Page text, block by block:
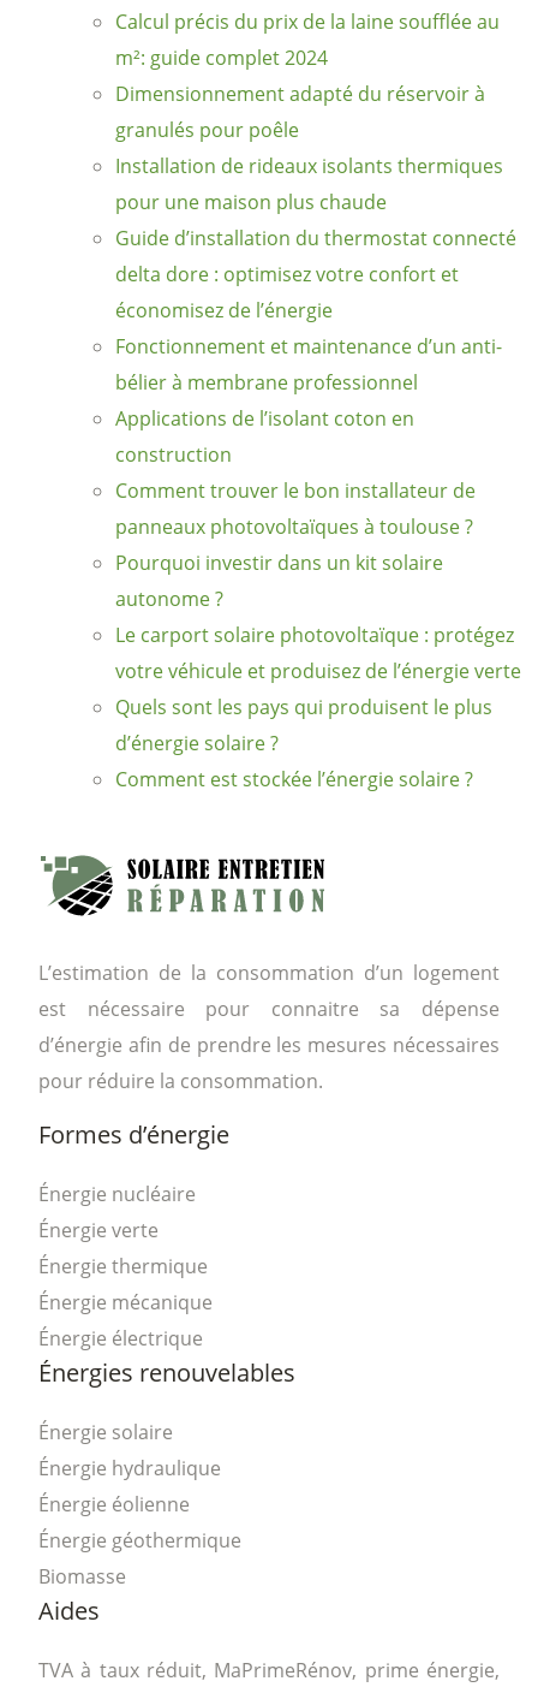
Calcul précis du prix de la laine soufflée au
m²: guide complet 2024
Dimensionnement adapté du réservoir à
granulés pour poêle
Installation de rideaux isolants thermiques
pour une maison plus chaude
Guide d’installation du thermostat connecté
delta dore : optimisez votre confort et
économisez de l’énergie
Fonctionnement et maintenance d’un anti-
bélier à membrane professionnel
Applications de l’isolant coton en
construction
Comment trouver le bon installateur de
panneaux photovoltaïques à toulouse ?
Pourquoi investir dans un kit solaire
autonome ?
Le carport solaire photovoltaïque : protégez
votre véhicule et produisez de l’énergie verte
Quels sont les pays qui produisent le plus
d’énergie solaire ?
Comment est stockée l’énergie solaire ?
L’estimation de la consommation d’un logement
est nécessaire pour connaitre sa dépense
d’énergie afin de prendre les mesures nécessaires
pour réduire la consommation.
Formes d’énergie
Énergie nucléaire
Énergie verte
Énergie thermique
Énergie mécanique
Énergie électrique
Énergies renouvelables
Énergie solaire
Énergie hydraulique
Énergie éolienne
Énergie géothermique
Biomasse
Aides
TVA à taux réduit, MaPrimeRénov, prime énergie,